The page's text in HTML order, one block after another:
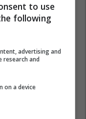
to use
following
advertising and
research and
on a device